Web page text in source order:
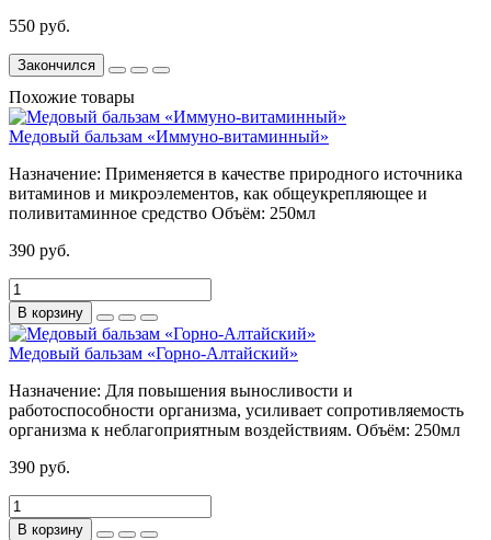
550 руб.
Закончился
Похожие товары
Медовый бальзам «Иммуно-витаминный»
Назначение: Применяется в качестве природного источника
витаминов и микроэлементов, как общеукрепляющее и
поливитаминное средство Объём: 250мл
390 руб.
В корзину
Медовый бальзам «Горно-Алтайский»
Назначение: Для повышения выносливости и
работоспособности организма, усиливает сопротивляемость
организма к неблагоприятным воздействиям. Объём: 250мл
390 руб.
В корзину